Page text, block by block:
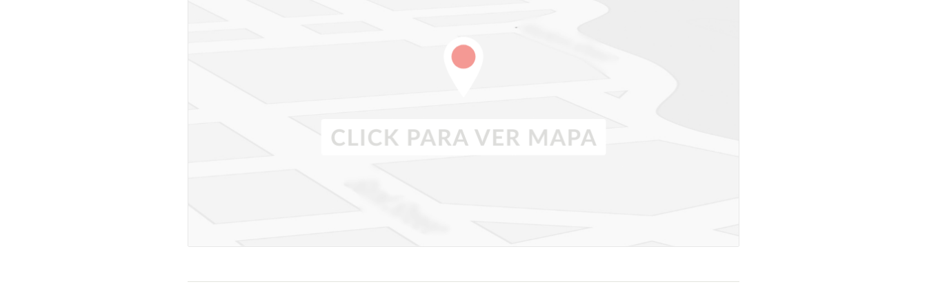
terrenos que van desde 1,000 a 2,000 m2 a $240 por m2 y las otras entre
600 y 1,600m2 a $295 el metro cuadrado. Las residencias de lujo lucen un
diseño contemporáneo o moderno, desde $650,000 hasta $1,500,000.
acondicionado, bar y cocina, lo que la hace perfecta para celebraciones. En el